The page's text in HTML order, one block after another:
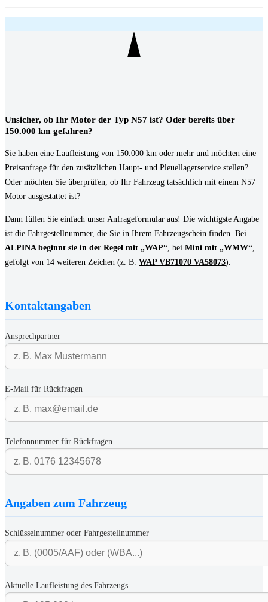
Unsicher, ob Ihr Motor der Typ N57 ist? Oder bereits über
150.000 km gefahren?
Sie haben eine Laufleistung von 150.000 km oder mehr und möchten eine
Preisanfrage für den zusätzlichen Haupt- und Pleuellagerservice stellen?
Oder möchten Sie überprüfen, ob Ihr Fahrzeug tatsächlich mit einem N57
Motor ausgestattet ist?
Dann füllen Sie einfach unser Anfrageformular aus! Die wichtigste Angabe
ist die Fahrgestellnummer, die Sie in Ihrem Fahrzeugschein finden. Bei
ALPINA beginnt sie in der Regel mit „WAP“ , bei Mini mit „WMW“
gefolgt von 14 weiteren Zeichen (z. B. WAP VB71070 VA58073).
Kontaktangaben
Ansprechpartner
E-Mail für Rückfragen
Telefonnummer für Rückfragen
Angaben zum Fahrzeug
Schlüsselnummer oder Fahrgestellnummer
Aktuelle Laufleistung des Fahrzeugs